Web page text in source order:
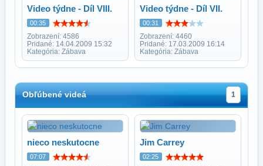
Video týdne - Díl VIII.
00:35
Zobrazení: 4586
Pridané: 14.04.2009 15:32
Kategória: Zábava
Video týdne - Díl VII.
00:31
Zobrazení: 4460
Pridané: 17.03.2009 16:14
Kategória: Zábava
Obľúbené videá 1
nieco neskutocne
07:07
Jim Carrey
02:25